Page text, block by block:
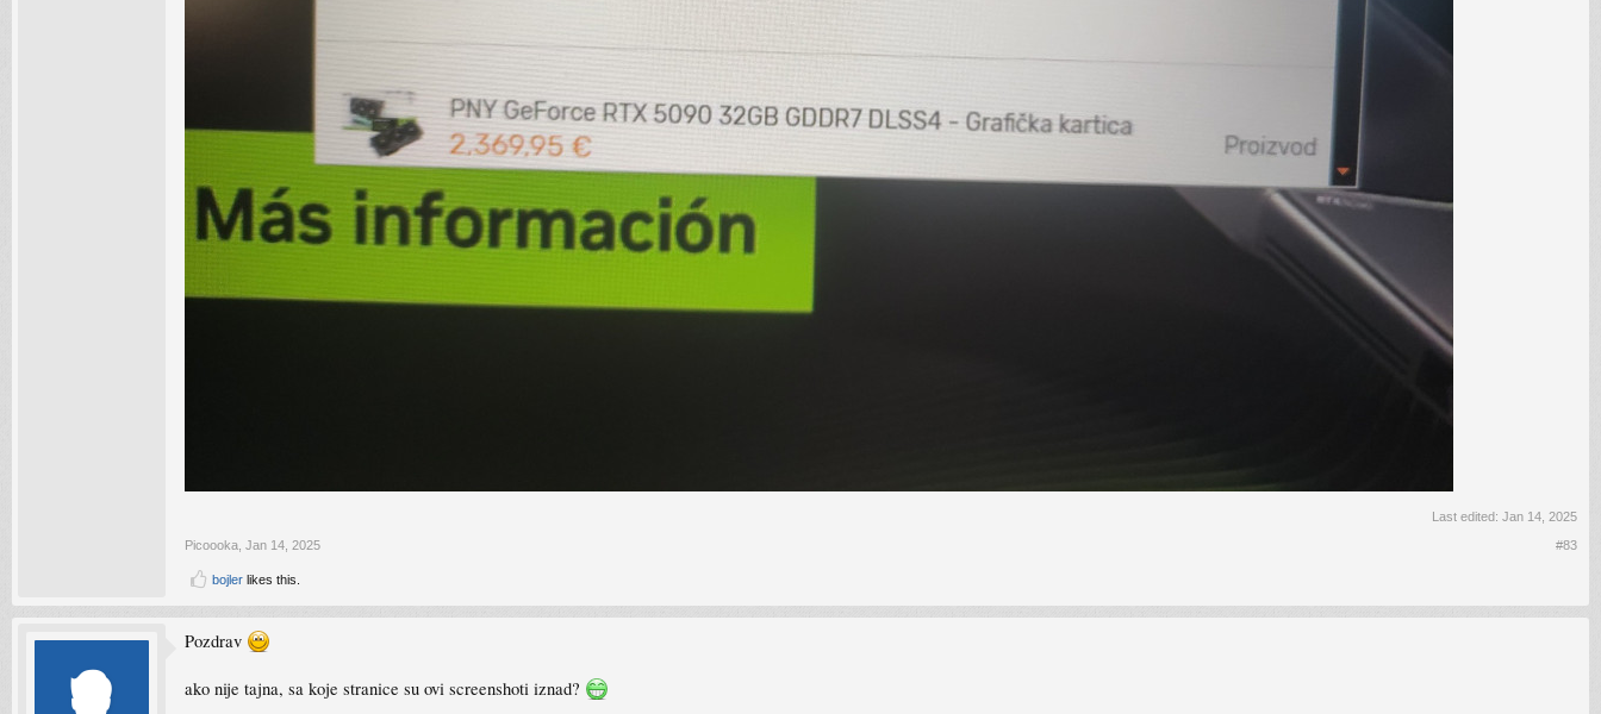
Last edited: Jan 14, 2025
Picoooka Jan 14, 2025 #83
bojler likes this.
Pozdrav
ako nije tajna, sa koje stranice su ovi screenshoti iznad?